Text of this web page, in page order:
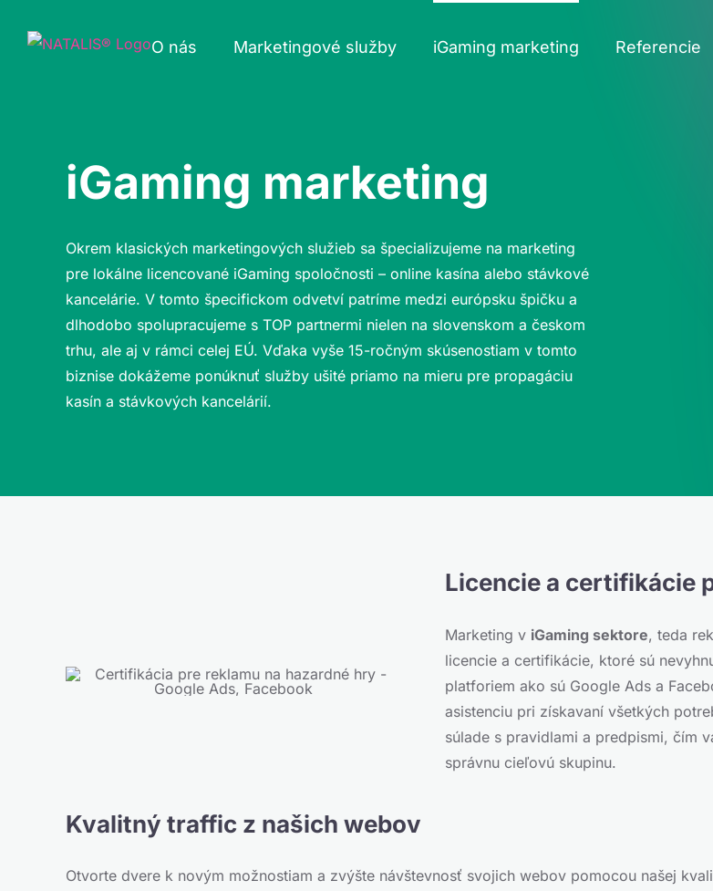
O nás Marketingové služby iGaming marketing Referencie
iGaming marketing
Okrem klasických marketingových služieb sa špecializujeme na marketing
pre lokálne licencované iGaming spoločnosti – online kasína alebo stávkové
kancelárie. V tomto špecifickom odvetví patríme medzi európsku špičku a
dlhodobo spolupracujeme s TOP partnermi nielen na slovenskom a českom
trhu, ale aj v rámci celej EÚ. Vďaka vyše 15-ročným skúsenostiam v tomto
biznise dokážeme ponúknuť služby ušité priamo na mieru pre propagáciu
kasín a stávkových kancelárií.
Licencie a certifikácie
Marketing v iGaming sektore, teda
licencie a certifikácie, ktoré sú
platforiem ako sú Google Ads a
asistenciu pri získavaní všetkých
súlade s pravidlami a predpismi, čím
správnu cieľovú skupinu.
Kvalitný traffic z našich webov
Otvorte dvere k novým možnostiam a zvýšte návštevnosť svojich webov pomocou našej